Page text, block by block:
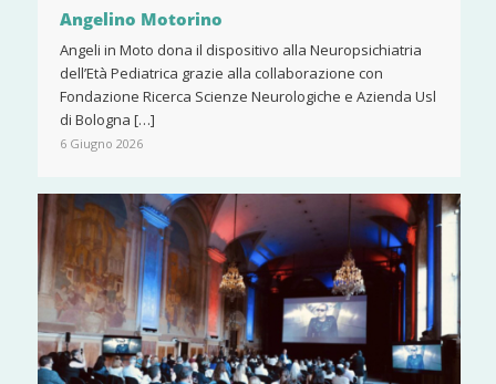
Angelino Motorino
Angeli in Moto dona il dispositivo alla Neuropsichiatria
dell’Età Pediatrica grazie alla collaborazione con
Fondazione Ricerca Scienze Neurologiche e Azienda Usl
di Bologna […]
6 Giugno 2026